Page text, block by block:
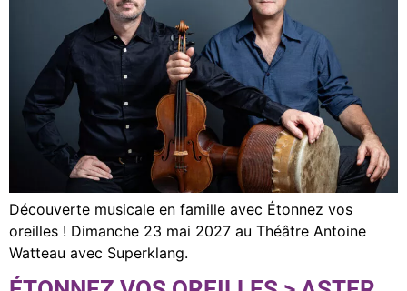
Découverte musicale en famille avec Étonnez vos
oreilles ! Dimanche 23 mai 2027 au Théâtre Antoine
Watteau avec Superklang.